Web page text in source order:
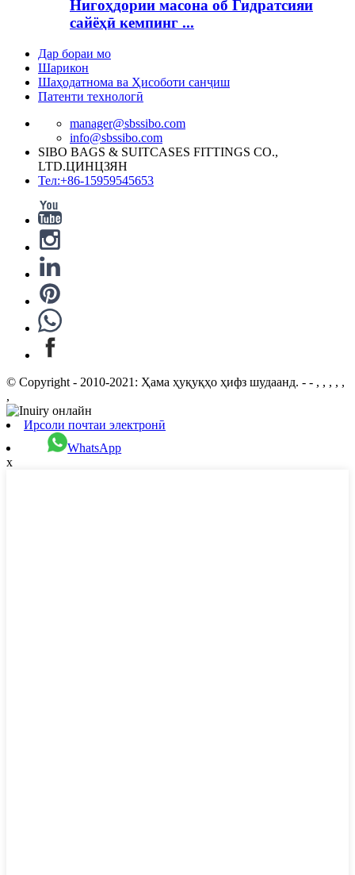
Нигоҳдории масона об Гидратсияи
сайёҳӣ кемпинг ...
Дар бораи мо
Шарикон
Шаҳодатнома ва Ҳисоботи санҷиш
Патенти технологӣ
manager@sbssibo.com
info@sbssibo.com
SIBO BAGS & SUITCASES FITTINGS CO.,
LTD.ЦИНЦЗЯН
Тел:+86-15959545653
© Copyright - 2010-2021: Ҳама ҳуқуқҳо ҳифз шудаанд. - - , , , , ,
,
Ирсоли почтаи электронӣ
WhatsApp
x